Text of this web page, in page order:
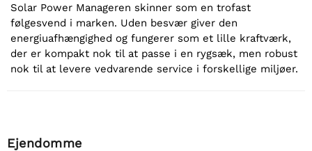
Solar Power Manageren skinner som en trofast
følgesvend i marken. Uden besvær giver den
energiuafhængighed og fungerer som et lille kraftværk,
der er kompakt nok til at passe i en rygsæk, men robust
nok til at levere vedvarende service i forskellige miljøer.
Ejendomme